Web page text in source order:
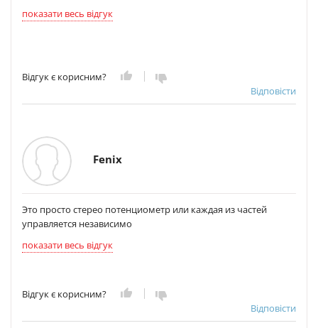
показати весь відгук
Відгук є корисним?
Відповісти
Fenix
Это просто стерео потенциометр или каждая из частей
управляется независимо
показати весь відгук
Відгук є корисним?
Відповісти